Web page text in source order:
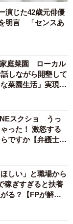
5/7
けどね？＝仲曽良
した？
っかい出しやす
識する前の感じ
に触れたつも
おもしろおかし
いうテーマにか
はありませんの
演じた42歳元俳優
明言 「センスあ
庭菜園 ローカル
しながら開墾して
菜園生活」実現な
スクショ うっ
った！ 激怒する
ですか【弁護士が
しい」と職場から
ぎすぎると扶養
る？【FPが解